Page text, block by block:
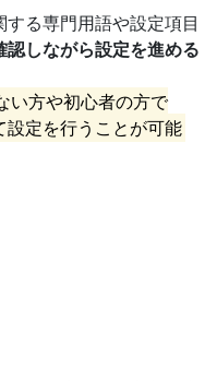
る専門用語や設定項目
しながら設定を進める
い方や初心者の方で
設定を行うことが可能